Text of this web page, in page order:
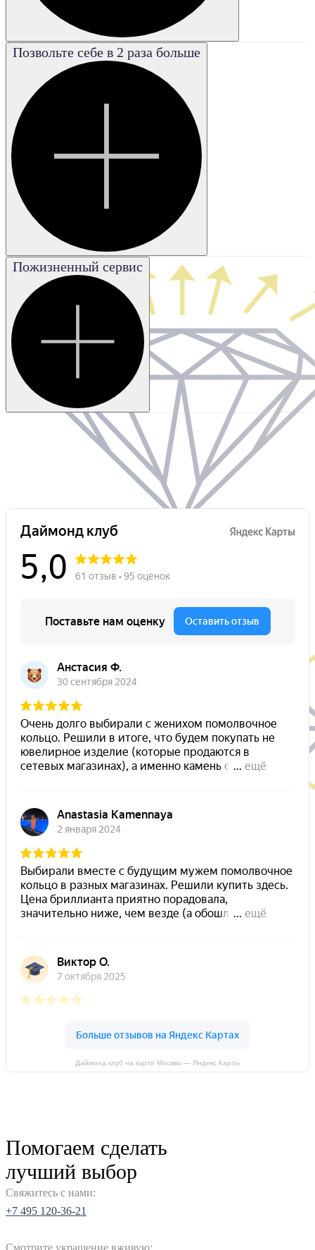
Poor
Плохая
Good
Хорошая
Excellent
Отличная
Fair
Удовле-
творительная
Очень
хорошая
Позвольте себе в 2 раза больше
Пожизненный сервис
Даймонд клуб на карте Москвы — Яндекс Карты
Помогаем сделать
лучший выбор
Свяжитесь с нами:
+7 495 120-36-21
Смотрите украшение вживую: